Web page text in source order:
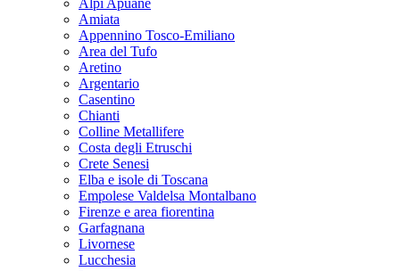
Alpi Apuane
Amiata
Appennino Tosco-Emiliano
Area del Tufo
Aretino
Argentario
Casentino
Chianti
Colline Metallifere
Costa degli Etruschi
Crete Senesi
Elba e isole di Toscana
Empolese Valdelsa Montalbano
Firenze e area fiorentina
Garfagnana
Livornese
Lucchesia